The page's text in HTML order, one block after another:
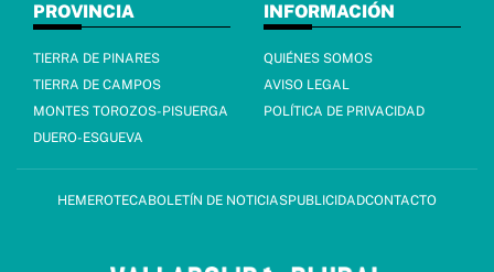
PROVINCIA
TIERRA DE PINARES
TIERRA DE CAMPOS
MONTES TOROZOS-PISUERGA
DUERO-ESGUEVA
INFORMACIÓN
QUIÉNES SOMOS
AVISO LEGAL
POLÍTICA DE PRIVACIDAD
HEMEROTECABOLETÍN DE NOTICIASPUBLICIDADCONTACTO